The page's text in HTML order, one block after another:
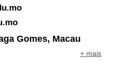
Gomes, Macau
+ mais